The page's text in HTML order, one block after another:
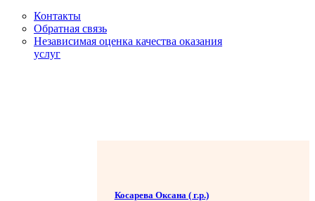
Контакты
Обратная связь
Независимая оценка качества оказания
услуг
Косарева Оксана ( г.р.)